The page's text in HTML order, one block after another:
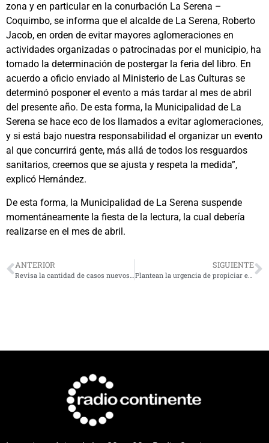
zona y en particular en la conurbación La Serena –
Coquimbo, se informa que el alcalde de La Serena, Roberto
Jacob, en orden de evitar mayores aglomeraciones en
actividades organizadas o patrocinadas por el municipio, ha
tomado la determinación de postergar la feria del libro. En
acuerdo a oficio enviado al Ministerio de Las Culturas se
determinó posponer el evento a más tardar al mes de abril
del presente año. De esta forma, la Municipalidad de La
Serena se hace eco de los llamados a evitar aglomeraciones,
y si está bajo nuestra responsabilidad el organizar un evento
al que concurrirá gente, más allá de todos los resguardos
sanitarios, creemos que se ajusta y respeta la medida”,
explicó Hernández.
De esta forma, la Municipalidad de La Serena suspende
momentáneamente la fiesta de la lectura, la cual debería
realizarse en el mes de abril.
ANTERIOR SIGUIENTE
Plantean la urgencia de propiciar el uso eficiente del agua en hogares ante amenaza de restricciones en el consumo